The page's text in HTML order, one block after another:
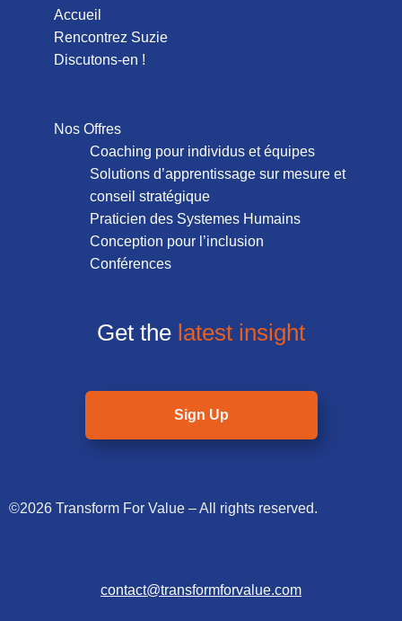
Accueil
Rencontrez Suzie
Discutons-en !
Nos Offres
Coaching pour individus et équipes
Solutions d’apprentissage sur mesure et
conseil stratégique
Praticien des Systemes Humains
Conception pour l’inclusion
Conférences
Get the latest insight
Sign Up
©2026 Transform For Value – All rights reserved.
contact@transformforvalue.com